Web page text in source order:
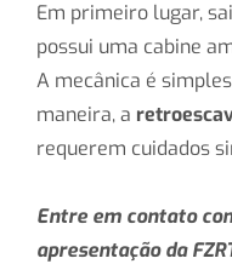
Em primeiro lugar,
possui uma cabine
A mecânica é
maneira, a
requerem cuidados
Entre em contato
apresentação da